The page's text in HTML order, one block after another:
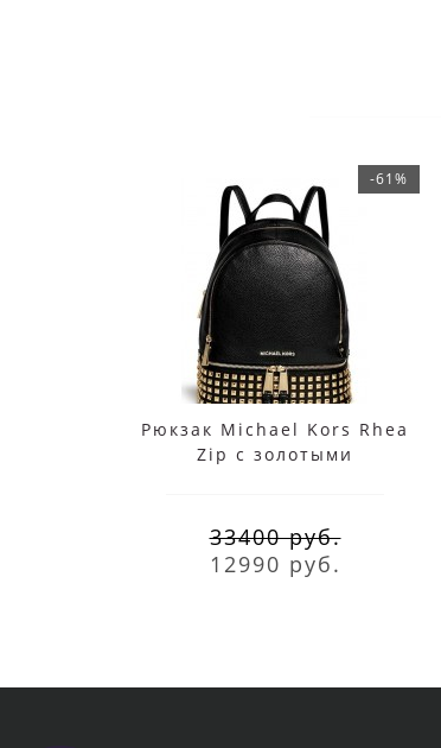
-61%
Рюкзак Michael Kors Rhea
Zip с золотыми
33400 руб.
12990 руб.